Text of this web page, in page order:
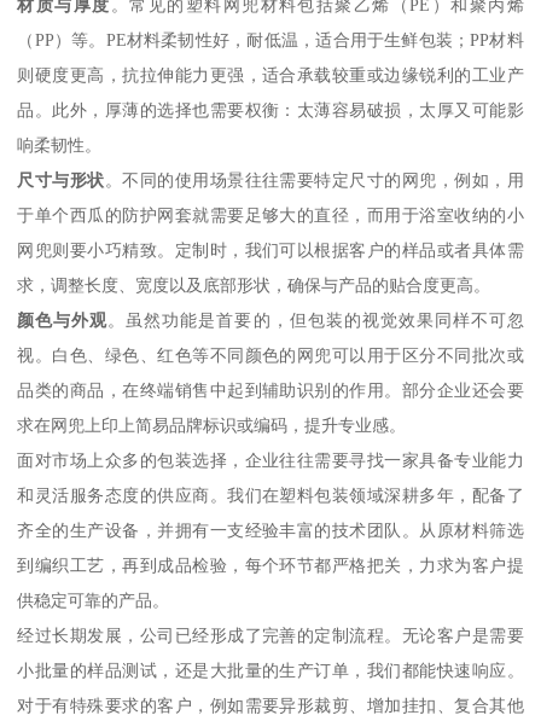
材质与厚度 。常见的塑料网兜材料包括聚乙烯（PE）和聚丙烯
（PP）等。PE材料柔韧性好，耐低温，适合用于生鲜包装；PP材料
则硬度更高，抗拉伸能力更强，适合承载较重或边缘锐利的工业产
品。此外，厚薄的选择也需要权衡：太薄容易破损，太厚又可能影
响柔韧性。
尺寸与形状。不同的使用场景往往需要特定尺寸的网兜，例如，用
于单个西瓜的防护网套就需要足够大的直径，而用于浴室收纳的小
网兜则要小巧精致。定制时，我们可以根据客户的样品或者具体需
求，调整长度、宽度以及底部形状，确保与产品的贴合度更高。
颜色与外观。虽然功能是首要的，但包装的视觉效果同样不可忽
视。白色、绿色、红色等不同颜色的网兜可以用于区分不同批次或
品类的商品，在终端销售中起到辅助识别的作用。部分企业还会要
求在网兜上印上简易品牌标识或编码，提升专业感。
面对市场上众多的包装选择，企业往往需要寻找一家具备专业能力
和灵活服务态度的供应商。我们在塑料包装领域深耕多年，配备了
齐全的生产设备，并拥有一支经验丰富的技术团队。从原材料筛选
到编织工艺，再到成品检验，每个环节都严格把关，力求为客户提
供稳定可靠的产品。
经过长期发展，公司已经形成了完善的定制流程。无论客户是需要
小批量的样品测试，还是大批量的生产订单，我们都能快速响应。
对于有特殊要求的客户，例如需要异形裁剪、增加挂扣、复合其他